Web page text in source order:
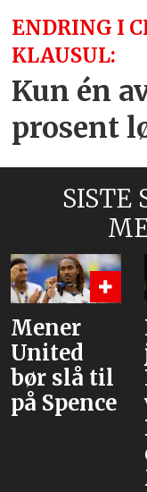
ENDRING I
KLAUSUL:
Kun én
prosent
SISTE
slå til
Spence